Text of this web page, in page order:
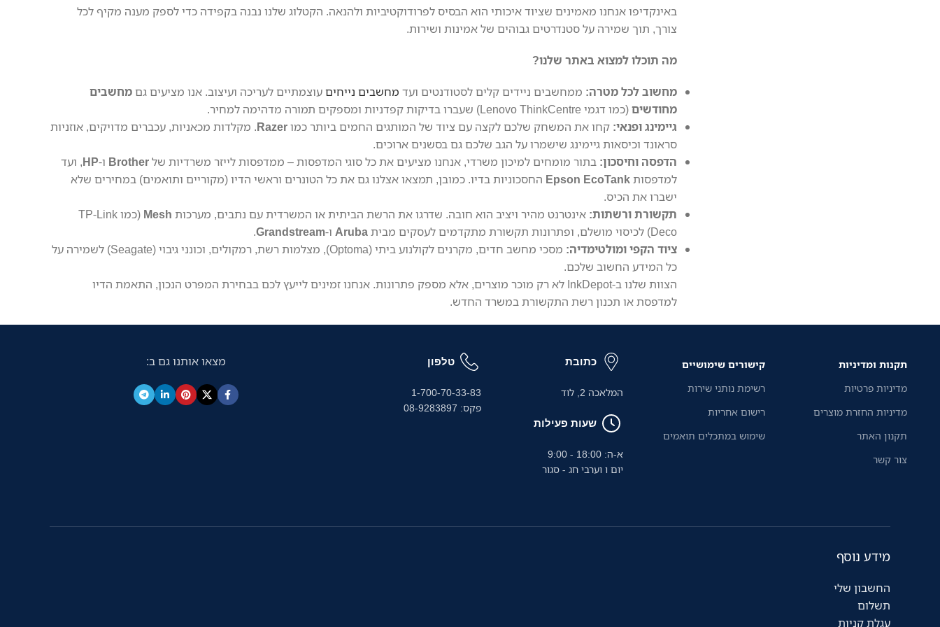
באינקדיפו אנחנו מאמינים שציוד איכותי הוא הבסיס לפרודוקטיביות ולהנאה. הקטלוג שלנו נבנה בקפידה כדי לספק מענה מקיף לכל
צורך, תוך שמירה על סטנדרטים גבוהים של אמינות ושירות.
מה תוכלו למצוא באתר שלנו?
מחשוב לכל מטרה: ממחשבים ניידים קלים לסטודנטים ועד מחשבים נייחיםעוצמתיים לעריכה ועיצוב. אנו מציעים גםמחשבים
מחודשים(כמו דגמי Lenovo ThinkCentre) שעברו בדיקות קפדניות ומספקים תמורה מדהימה למחיר.
גיימינג ופנאי: קחו את המשחק שלכם לקצה עם ציוד של המותגים החמים ביותר כמוRazer. מקלדות מכאניות, עכברים מדויקים, אוזניות
סראונד וכיסאות גיימינג שישמרו על הגב שלכם גם בסשנים ארוכים.
הדפסה וחיסכון: בתור מומחים למיכון משרדי, אנחנו מציעים את כל סוגי המדפסות – ממדפסות לייזר משרדיות שלBrother ו-HP, ועד
למדפסותEpson EcoTank החסכוניות בדיו. כמובן, תמצאו אצלנו גם את כל הטונרים וראשי הדיו (מקוריים ותואמים) במחירים שלא
ישברו את הכיס.
תקשורת ורשתות: אינטרנט מהיר ויציב הוא חובה. שדרגו את הרשת הביתית או המשרדית עם נתבים, מערכות Mesh
(כמו TP-Link
Deco) לכיסוי מושלם, ופתרונות תקשורת מתקדמים לעסקים מבית
Aruba ו-Grandstream
.
ציוד הקפי ומולטימדיה:
מסכי מחשב חדים, מקרנים לקולנוע ביתי (Optoma), מצלמות רשת, רמקולים, וכונני גיבוי (Seagate) לשמירה על
כל המידע החשוב שלכם.
הצוות שלנו ב-InkDepot לא רק מוכר מוצרים, אלא מספק פתרונות. אנחנו זמינים לייעץ לכם בבחירת המפרט הנכון, התאמת הדיו
למדפסת או תכנון רשת התקשורת במשרד החדש.
תקנות ומדיניות
מדיניות פרטיות
מדיניות החזרת מוצרים
תקנון האתר
צור קשר
קישורים שימושיים
רשימת נותני שירות
רישום אחריות
שימוש במתכלים תואמים
כתובת
המלאכה 2, לוד
שעות פעילות
א-ה: 18:00 - 9:00
יום ו וערבי חג - סגור
טלפון
1-700-70-33-83
פקס: 08-9283897
מצאו אותנו גם ב:
מידע נוסף
החשבון שלי
תשלום
עגלת קניות